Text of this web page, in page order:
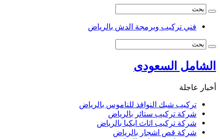
فني تركيب وبرمجة الدش بالرياض
الشامل السعودى
أخبار عاجلة
تركيب شبك النوافذ للناموس بالرياض
شركة تركيب ستائر بالرياض
شركة تركيب اثاث ايكيا بالرياض
شركة قص اشجار بالرياض